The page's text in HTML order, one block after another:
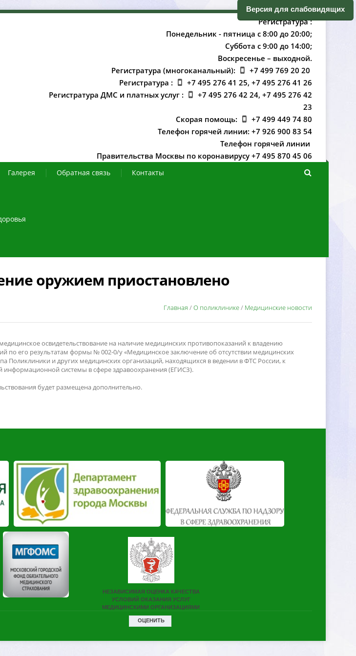
Регистратура :
Понедельник - пятница с 8:00 до 20:00;
Суббота с 9:00 до 14:00;
оскресенье – выходной.
Регистратура (многоканальный):
+7 499 769 20 20
Регистратура :
+7 495 276 41 25, +7 495 276 41 26
Регистратура ДМС и платных услуг :
+7 495 276 42 24, +7 495 276 42
23
Скорая помощь:
+7 499 449 74 80
Телефон горячей линии: +7 926 900 83 54
Телефон горячей линии
Правительства Москвы по коронавирусу +7 495 870 45 06
Галерея Обратная связь Контакты
оружием приостановлено
Главная /О поликлинике/ Медицинские новости
освидетельствование на наличие медицинских противопоказаний к владению
его результатам формы № 002-0/у «Медицинское заключение об отсутствии медицинских
Поликлиники и других медицинских организаций, находящихся в ведении в ФТС России, к
информационной системы в сфере здравоохранения (ЕГИСЗ).
будет размещена дополнительно.
ерсия для слабовидящих